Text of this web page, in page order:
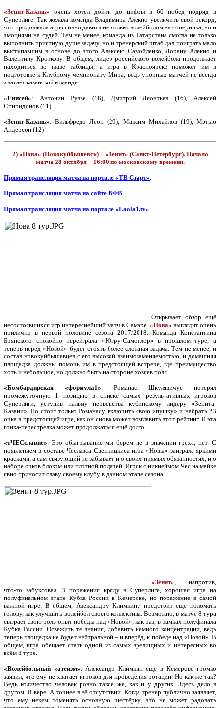
«Зенит-Казань» очень хотел дойти до цифры в 60 побед подряд в
Суперлиге. Так желала команда Владимира Алекно увеличить свой рекорд,
что продолжала агрессивно давить не только волейболом на соперника, но и
эмоциями на судей. Тем не менее, команда из Татарстана смогла не только
выполнить приятную душе задачу, но и тренерский штаб дал поиграть мало
выступавшим в основе до этого Алексею Самойленко, Лорану Алекно и
Валентину Кроткову. В общем, лидер российского волейбола продолжает
находиться во главе таблицы, а игра в Красноярске поможет им в
подготовке к Клубному чемпионату Мира, ведь упорных матчей не всегда
хватает казанской команде.
«Енисей»: Антонин Рузье (18), Дмитрий Леонтьев (16), Алексей
Спиридонов (11)
«Зенит-Казань»: Вильфредо Леон (29), Максим Михайлов (19), Мэтью
Андерсон (12)
2) «Нова» (Новокуйбышевск) – «Зенит» (Санкт-Петербург). Начало
матча 28 октября – 16:00 по московскому времени.
Прямая трансляция матча на портале «ТВ Старт».
Прямая трансляция матча на сайте ВФВ.
Прямая трансляция матча на портале «Laola1.tv».
Открывает обзор ещё
несостоявшихся игр интереснейший матч в Самаре. «Нова» выглядит очень
прилично в первой половине сезона 2017/2018. Команда Константина
Брянского спокойно переиграла «Югру-Самотлор» в прошлом туре, а
теперь перед «Новой» будет стоять более сложная задача. Тем не менее, и
состав новокуйбышевцев с его высокой взаимозаменяемостью, и домашняя
площадка должны помочь им в предстоящей встрече, где преимущество
хоть и небольшое, но должно быть на стороне хозяев поля.
«Бомбардирская «формула1». Романас Шкулявичус потерял
промежуточную 1 позицию в списке самых результативных игроков
Суперлиги, уступив пальму первенства кубинскому лидеру «Зенита-
Казани». Но стоит только Романасу включить свою «пушку» и набрать 23
очка в предстоящей игре, как он снова может возглавить этот рейтинг. И эта
гонка-перестрелка может продолжаться ещё долго.
«тЧЕСславие». Это обыгрывание мы берём не в значении греха, нет. С
появлением в составе Чеславса Свентицкиса игра «Новы» заиграла яркими
красками, а сам связующий не забывает и о своих прямых обязанностях, и о
наборе очков блоком или плотной подачей. Игрок с никнеймом Чес на майке
явно приносит славу своему клубу в данном этапе сезона.
«Зенит», напротив,
что-то забуксовал. 3 поражения кряду в Суперлиге, хорошая игра на
полуфинальном этапе Кубка России в Кемерове, но поражение в самой
важной игре. В общем, Александру Климкину предстоит ещё поломать
голову, как улучшить волейбол своего коллектива. Возможно, в матче 8 тура
сыграет свою роль опыт победы над «Новой», как раз, в рамках полуфинала
Кубка России. Освежить те знания, добавить немного концентрации, ведь
теперь площадка не будет нейтральной – и вперёд, к победе над «Новой». В
общем, игра обещает стать одной из самых зрелищных и интересных во
всём 8 туре.
«Волейбольный «атеизм». Александр Климкин ещё в Кемерове громко
заявил, что ему не хватает игроков для проведения ротации. Но как же так?
Ведь количество человек ровно такое же, как и у других. Здесь дело в
другом. В вере. А точнее в её отсутствии. Когда тренер публично заявляет,
что ему некем поменять основную шестёрку, это не может радовать